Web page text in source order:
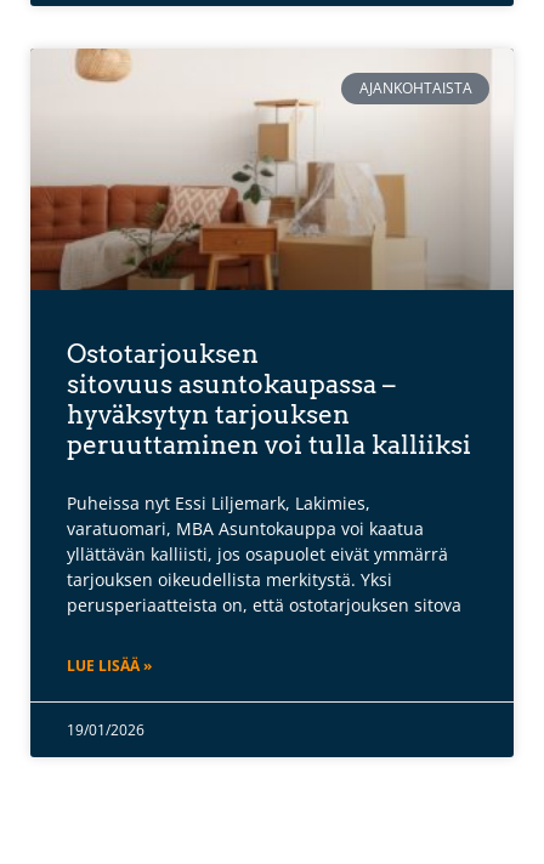
AJANKOHTAISTA
Ostotarjouksen
sitovuus asuntokaupassa –
hyväksytyn tarjouksen
peruuttaminen voi tulla kalliiksi
Puheissa nyt Essi Liljemark, Lakimies,
varatuomari, MBA Asuntokauppa voi kaatua
yllättävän kalliisti, jos osapuolet eivät ymmärrä
tarjouksen oikeudellista merkitystä. Yksi
perusperiaatteista on, että ostotarjouksen sitova
LUE LISÄÄ »
19/01/2026